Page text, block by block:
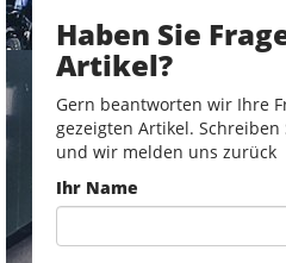
Haben Sie
Artikel?
Gern beantworten wir Ihre
gezeigten Artikel.
und wir melden uns zurück
Ihr Name